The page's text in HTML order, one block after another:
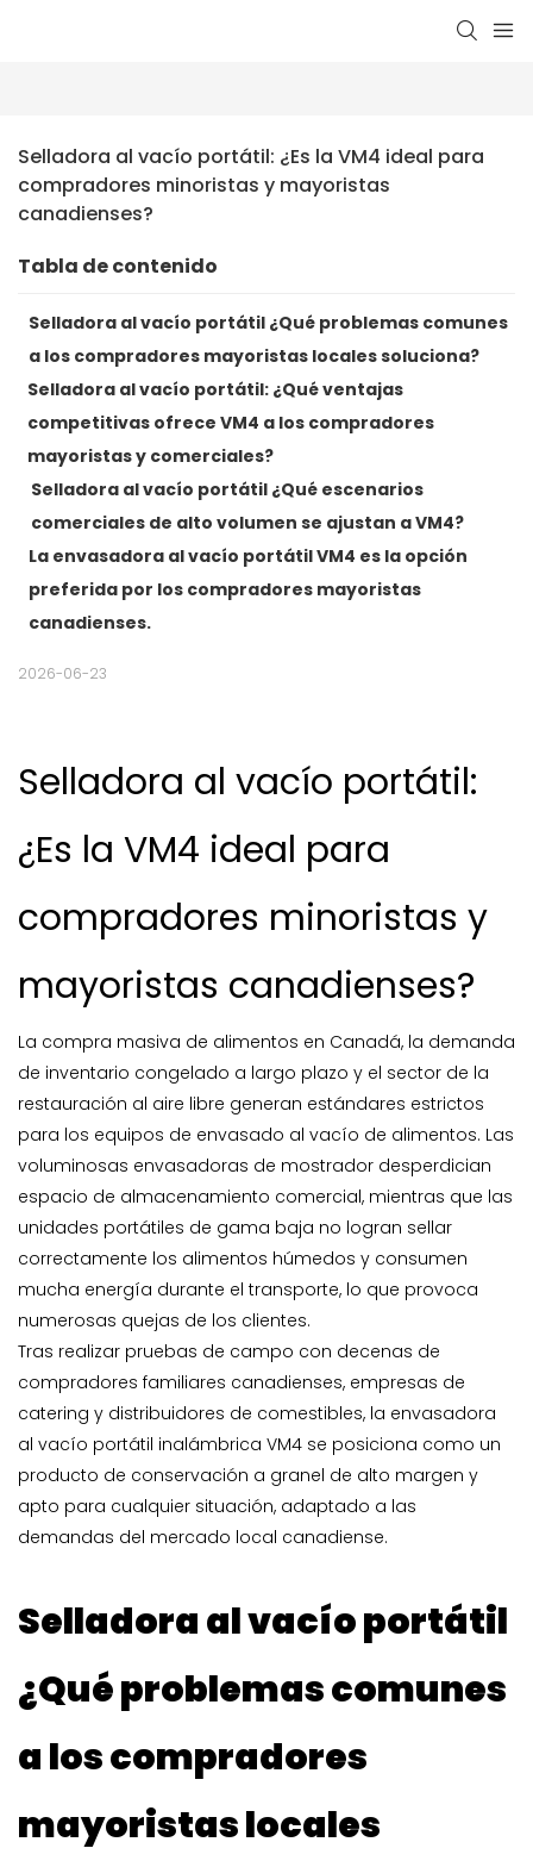
Selladora al vacío portátil: ¿Es la VM4 ideal para
compradores minoristas y mayoristas
canadienses?
Tabla de contenido
Selladora al vacío portátil ¿Qué problemas comunes
a los compradores mayoristas locales soluciona?
Selladora al vacío portátil: ¿Qué ventajas
competitivas ofrece VM4 a los compradores
mayoristas y comerciales?
Selladora al vacío portátil ¿Qué escenarios
comerciales de alto volumen se ajustan a VM4?
La envasadora al vacío portátil VM4 es la opción
preferida por los compradores mayoristas
canadienses.
2026-06-23
Selladora al vacío portátil:
¿Es la VM4 ideal para
compradores minoristas y
mayoristas canadienses?
La compra masiva de alimentos en Canadá, la demanda
de inventario congelado a largo plazo y el sector de la
restauración al aire libre generan estándares estrictos
para los equipos de envasado al vacío de alimentos. Las
voluminosas envasadoras de mostrador desperdician
espacio de almacenamiento comercial, mientras que las
unidades portátiles de gama baja no logran sellar
correctamente los alimentos húmedos y consumen
mucha energía durante el transporte, lo que provoca
numerosas quejas de los clientes.
Tras realizar pruebas de campo con decenas de
compradores familiares canadienses, empresas de
catering y distribuidores de comestibles, la envasadora
al vacío portátil inalámbrica VM4 se posiciona como un
producto de conservación a granel de alto margen y
apto para cualquier situación, adaptado a las
demandas del mercado local canadiense.
Selladora al vacío portátil
¿Qué problemas comunes
a los compradores
mayoristas locales